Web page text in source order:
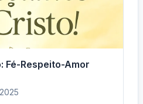
Fé-Respeito-Amor